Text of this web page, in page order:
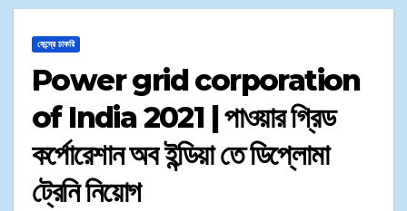
কেন্দ্রে চাকরি
Power grid corporation
of India 2021 | পাওয়ার গ্রিড
কর্পোরেশান অব ইন্ডিয়া তে ডিপ্লোমা
ট্রেনি নিয়োগ